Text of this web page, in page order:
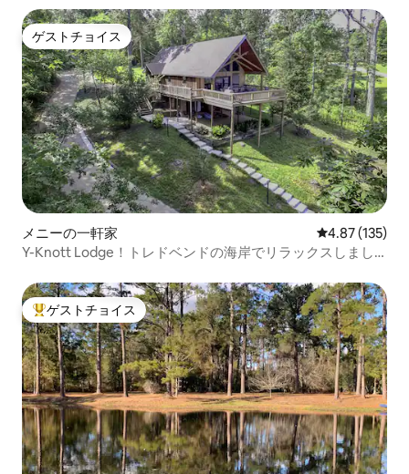
ゲストチョイス
ゲストチョイス
メニーの一軒家 レビュー135
4.87 (135)
Y-Knott Lodge！トレドベンドの海岸でリラックスしまし
大好評のゲストチョイスです。
ゲストチョイス